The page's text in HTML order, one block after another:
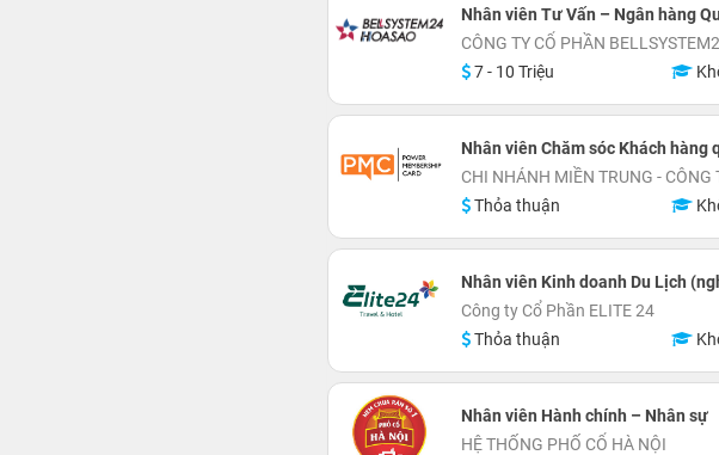
Nhân viên Tư Vấn – Ngân hàng
CÔNG TY CỔ PHẦN
7 - 10 Triệu
Nhân viên Chăm sóc Khách hàng
CHI NHÁNH MIỀN TRUNG - CÔNG
Thỏa thuận
Nhân viên Kinh doanh Du Lịch
Công ty Cổ Phần ELITE 24
Thỏa thuận
Nhân viên Hành chính – Nhân sự
HỆ THỐNG PHỐ CỔ HÀ NỘI